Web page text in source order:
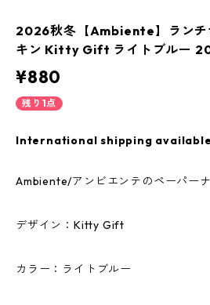
2026秋冬【Ambiente】ランチ
キン Kitty Gift ライトブルー
¥880
残り1点
International shipping available
Ambiente/アンビエンテのペーパー
デザイン：Kitty Gift
カラー：ライトブルー